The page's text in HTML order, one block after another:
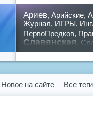
Ариев, Арийские,
Журнал, ИГРЫ,
ПервоПредков,
Славянская
русский,славян
Новое на сайте Все теги